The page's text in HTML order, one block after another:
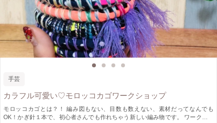
手芸
カラフル可愛い♡モロッコカゴワークショップ
モロッコカゴとは？！ 編み図もない、目数も数えない、素材だってなんでも
OK！かぎ針１本で、初心者さんでも作れちゃう新しい編み物です。 ワークショ